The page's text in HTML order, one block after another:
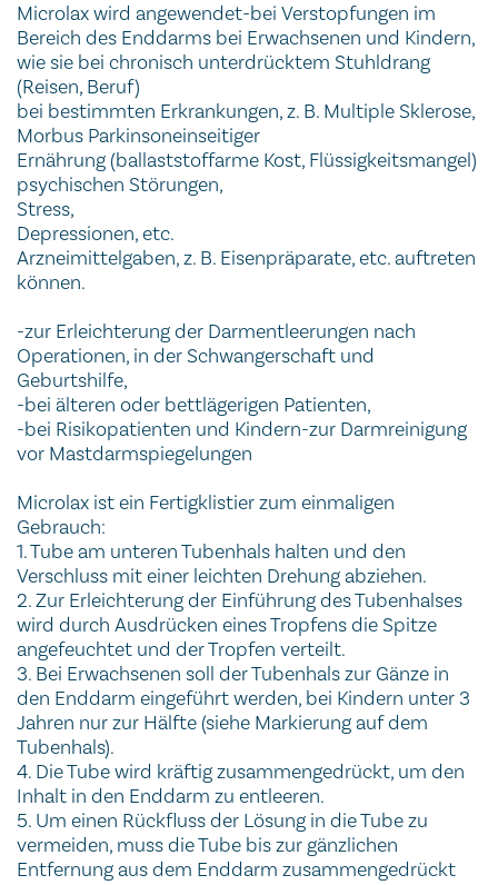
Microlax wird angewendet-bei Verstopfungen im
Bereich des Enddarms bei Erwachsenen und Kindern,
wie sie bei chronisch unterdrücktem Stuhldrang
(Reisen, Beruf)
bei bestimmten Erkrankungen, z. B. Multiple Sklerose,
Morbus Parkinsoneinseitiger
Ernährung (ballaststoffarme Kost, Flüssigkeitsmangel)
psychischen Störungen,
Stress,
Depressionen, etc.
Arzneimittelgaben, z. B. Eisenpräparate, etc. auftreten
können.
-zur Erleichterung der Darmentleerungen nach
Operationen, in der Schwangerschaft und
Geburtshilfe,
-bei älteren oder bettlägerigen Patienten,
-bei Risikopatienten und Kindern-zur Darmreinigung
vor Mastdarmspiegelungen
Microlax ist ein Fertigklistier zum einmaligen
Gebrauch:
1. Tube am unteren Tubenhals halten und den
Verschluss mit einer leichten Drehung abziehen.
2. Zur Erleichterung der Einführung des Tubenhalses
wird durch Ausdrücken eines Tropfens die Spitze
angefeuchtet und der Tropfen verteilt.
3. Bei Erwachsenen soll der Tubenhals zur Gänze in
den Enddarm eingeführt werden, bei Kindern unter 3
Jahren nur zur Hälfte (siehe Markierung auf dem
Tubenhals).
4. Die Tube wird kräftig zusammengedrückt, um den
Inhalt in den Enddarm zu entleeren.
5. Um einen Rückfluss der Lösung in die Tube zu
vermeiden, muss die Tube bis zur gänzlichen
Entfernung aus dem Enddarm zusammengedrückt